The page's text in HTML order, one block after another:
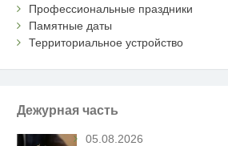
Профессиональные праздники
Памятные даты
Территориальное устройство
Дежурная часть
05.08.2026